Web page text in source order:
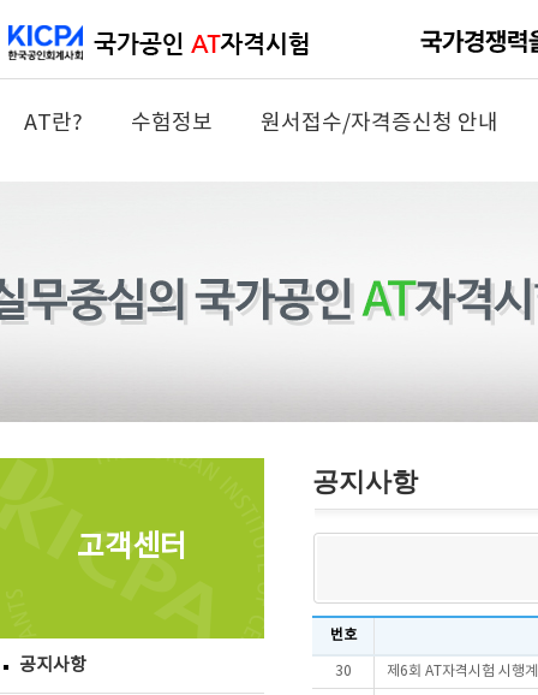
AT란? 수험정보 원서접수/자격증신청 안내
고객센터
공지사항
공지사항
번호
30 제6회 AT자격시험 시행